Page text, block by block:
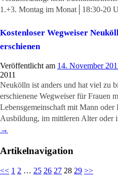
1.+3. Montag im Monat│18:30-20
Kostenloser Wegweiser
erschienen
Veröffentlicht am 14. November
2011
Neukölln ist anders und hat viel zu
erschienene Wegweiser für Frauen
Lebensgemeinschaft mit Mann oder
Ausbildung, im mittleren Alter oder
→
Artikelnavigation
<< 1 2 … 25 26 27 28 29 >>